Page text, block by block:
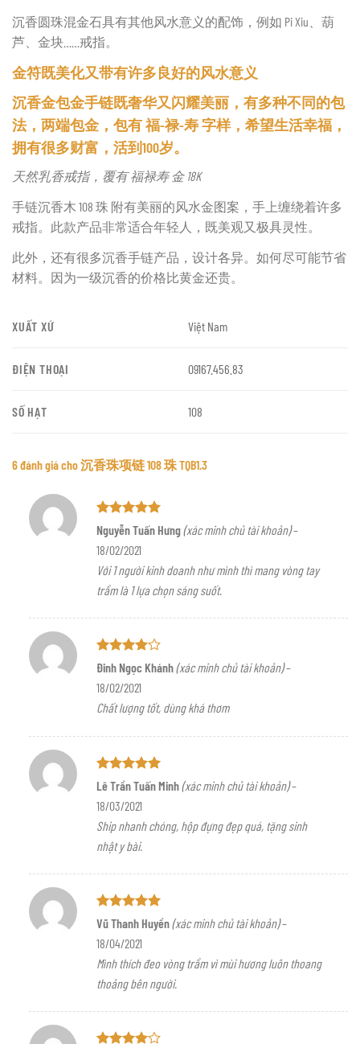
沉香圆珠混金石具有其他风水意义的配饰，例如 Pi Xiu、葫
芦、金块……戒指。
金符既美化又带有许多良好的风水意义
沉香金包金手链既奢华又闪耀美丽，有多种不同的包
法，两端包金，包有福-禄-寿字样，希望生活幸福，
拥有很多财富，活到100岁。
天然乳香戒指，覆有 福禄寿 金 18K
手链沉香木 108 珠 附有美丽的风水金图案，手上缠绕着许多
戒指。此款产品非常适合年轻人，既美观又极具灵性。
此外，还有很多沉香手链产品，设计各异。如何尽可能节省
材料。因为一级沉香的价格比黄金还贵。
XUẤT XỨ Việt Nam
ĐIỆN THOẠI 09167.456.83
SỐ HẠT 108
6 đánh giá cho沉香珠项链 108 珠 TQB1.3
Được xếp
hạng5 5
sao
Nguyễn Tuấn Hưng(xác minh chủ tài khoản)–
18/02/2021
Với 1 người kinh doanh như mình thì mang vòng tay
trầm là 1 lựa chọn sáng suốt.
Được
xếp hạng
45 sao
Đinh Ngọc Khánh(xác minh chủ tài khoản)–
18/02/2021
Chất lượng tốt, dùng khá thơm
Được xếp
hạng5 5
sao
Lê Trần Tuấn Minh(xác minh chủ tài khoản)–
18/03/2021
Ship nhanh chóng, hộp đựng đẹp quá, tặng sinh
nhật y bài.
Được xếp
hạng55
sao
Vũ Thanh Huyền(xác minh chủ tài khoản)–
18/04/2021
Mình thích đeo vòng trầm vì mùi hương luôn thoang
thoảng bên người.